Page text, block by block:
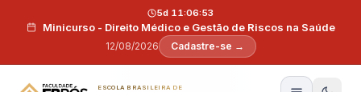
Minicurso - Direito Médico e Gestão de Riscos na Saúde
12/08/2026
5d 11:06:52
Cadastre-se →
ESCOLA BRASILEIRA DE